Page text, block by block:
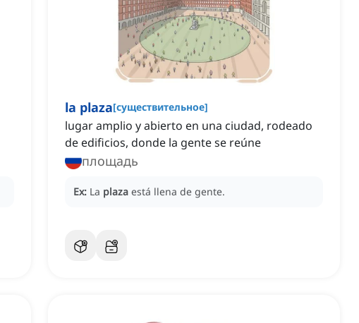
la plaza[существительное]
lugar amplio y abierto en una ciudad, rodeado
de edificios, donde la gente se reúne
площадь
Ex: La plaza está llena de gente.